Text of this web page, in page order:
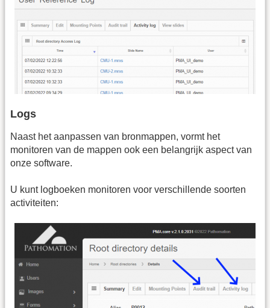
Logs
Naast het aanpassen van bronmappen, vormt het
monitoren van de mappen ook een belangrijk aspect van
onze software.
U kunt logboeken monitoren voor verschillende soorten
activiteiten: